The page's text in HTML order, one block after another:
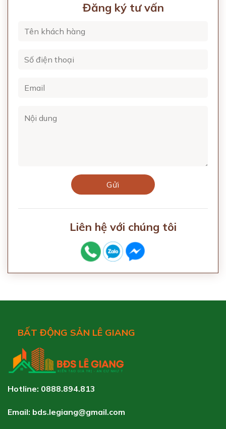
Đăng ký tư vấn
Liên hệ với chúng tôi
BẤT ĐỘNG SẢN LÊ GIANG
Hotline: 0888.894.813
Email: bds.legiang@gmail.com